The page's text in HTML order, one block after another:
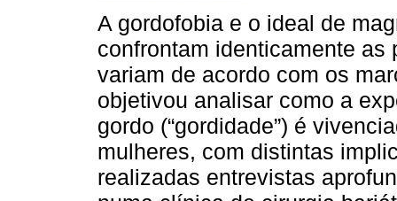
A gordofobia e o ideal de
confrontam identicamente as
variam de acordo com os
objetivou analisar como a
gordo (“gordidade”) é
mulheres, com distintas
realizadas entrevistas